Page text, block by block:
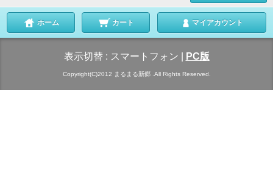
ホーム カート マイアカウント
表示切替 : スマートフォン PC版
Copyright(C)2012 まるまる新郷 .All Rights Reserved.